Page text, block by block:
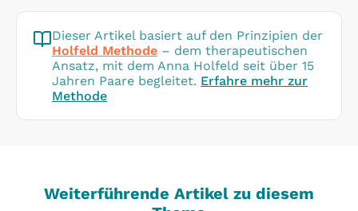
Dieser Artikel basiert auf den Prinzipien der
Holfeld Methode – dem therapeutischen
Ansatz, mit dem Anna Holfeld seit über 15
Jahren Paare begleitet. Erfahre mehr zur
Methode
Weiterführende Artikel zu diesem